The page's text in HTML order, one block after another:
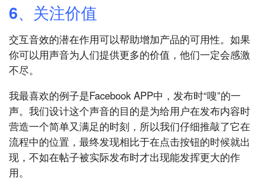
6、关注价值
交互音效的潜在作用可以帮助增加产品的可用性。如果
你可以用声音为人们提供更多的价值，他们一定会感激
不尽。
我最喜欢的例子是Facebook APP中，发布时“嗖”的一
声。我们设计这个声音的目的是为给用户在发布内容时
营造一个简单又满足的时刻，所以我们仔细推敲了它在
流程中的位置，最终发现相比于在点击按钮的时候就出
现，不如在帖子被实际发布时才出现能发挥更大的作
用。